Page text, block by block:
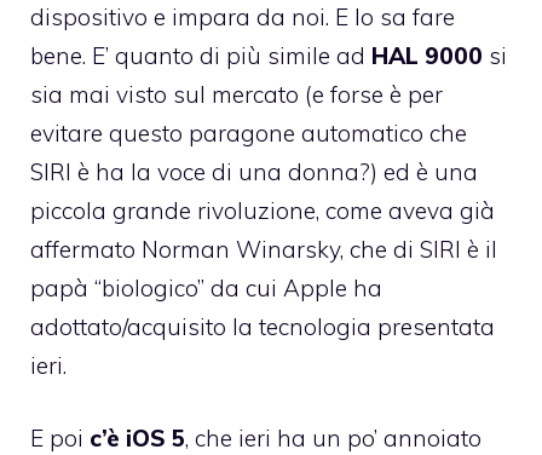
dispositivo e impara da noi. E lo sa fare
bene. E’ quanto di più simile ad HAL 9000 si
sia mai visto sul mercato (e forse è per
evitare questo paragone automatico che
SIRI è ha la voce di una donna?) ed è una
piccola grande rivoluzione, come aveva già
affermato Norman Winarsky, che di SIRI è il
papà “biologico” da cui Apple ha
adottato/acquisito la tecnologia presentata
ieri.
E poi c’è iOS 5, che ieri ha un po’ annoiato